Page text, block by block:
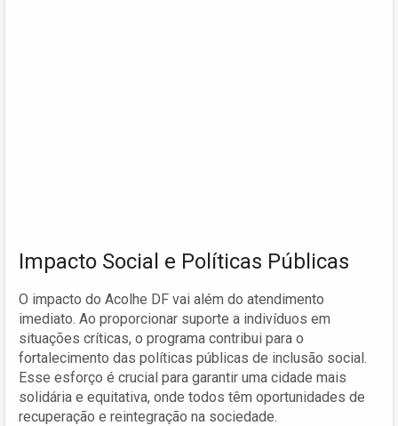
Impacto Social e Políticas Públicas
O impacto do Acolhe DF vai além do atendimento
imediato. Ao proporcionar suporte a indivíduos em
situações críticas, o programa contribui para o
fortalecimento das políticas públicas de inclusão social.
Esse esforço é crucial para garantir uma cidade mais
solidária e equitativa, onde todos têm oportunidades de
recuperação e reintegração na sociedade.